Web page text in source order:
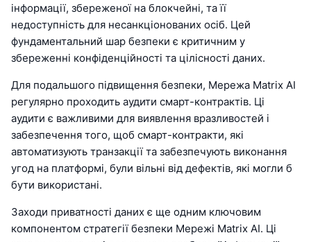
інформації, збереженої на блокчейні, та її
недоступність для несанкціонованих осіб. Цей
фундаментальний шар безпеки є критичним у
збереженні конфіденційності та цілісності даних.
Для подальшого підвищення безпеки, Мережа Matrix AI
регулярно проходить аудити смарт-контрактів. Ці
аудити є важливими для виявлення вразливостей і
забезпечення того, щоб смарт-контракти, які
автоматизують транзакції та забезпечують виконання
угод на платформі, були вільні від дефектів, які могли б
бути використані.
Заходи приватності даних є ще одним ключовим
компонентом стратегії безпеки Мережі Matrix AI. Ці